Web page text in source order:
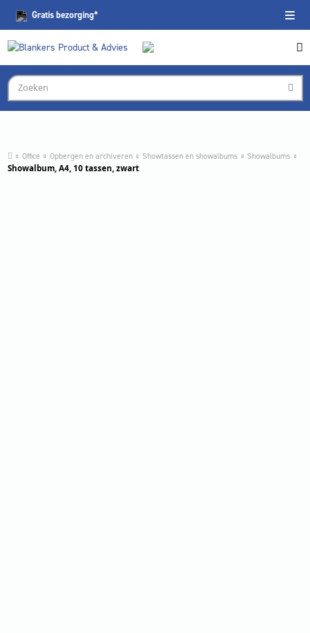
Gratisbezorging*
Office Opbergen en archiveren Showtassen en showalbums Showalbums
Showalbum, A4, 10 tassen, zwart